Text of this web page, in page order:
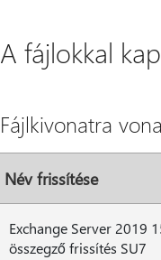
A fájlokkal
Fájlkivonatra
Név frissítése
Exchange Server 2019
összegző frissítés SU7